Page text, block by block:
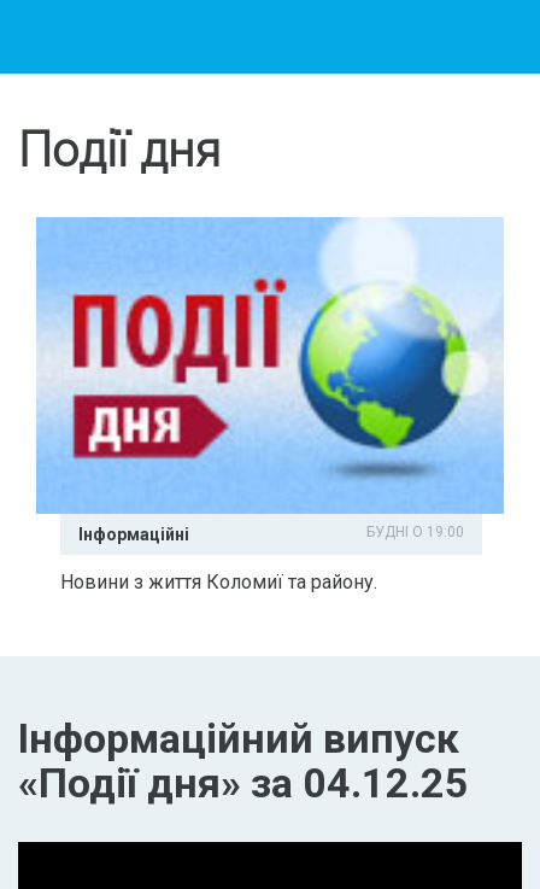
Події дня
Інформаційні БУДНІ О 19:00
Новини з життя Коломиї та району.
Інформаційний випуск
«Події дня» за 04.12.25